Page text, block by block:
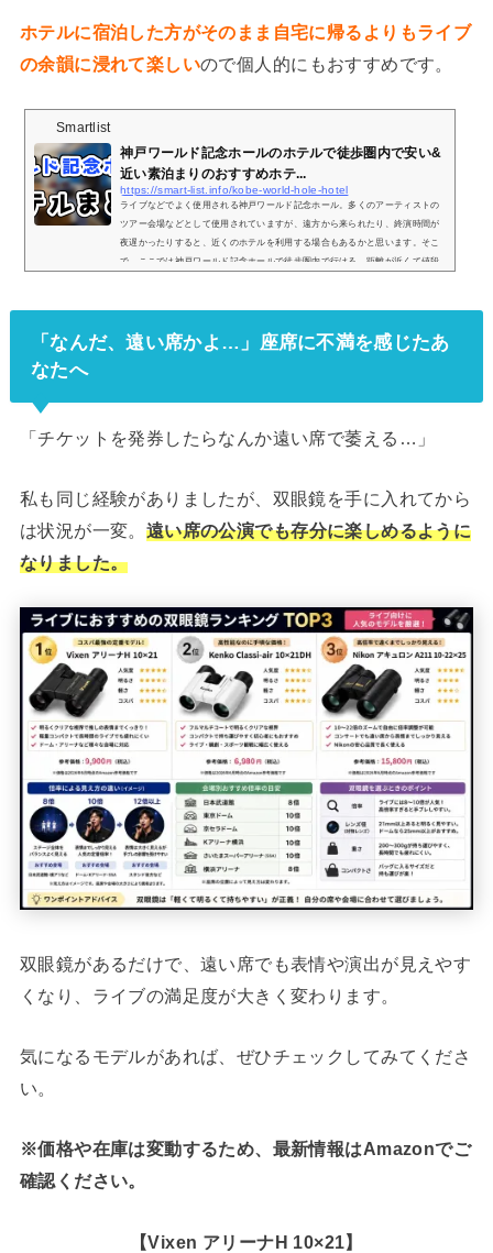
ホテルに宿泊した方がそのまま自宅に帰るよりもライブ
の余韻に浸れて楽しいので個人的にもおすすめです。
Smartlist
神戸ワールド記念ホールのホテルで徒歩圏内で安い&
近い素泊まりのおすすめホテ...
https://smart-list.info/kobe-world-hole-hotel
ライブなどでよく使用される神戸ワールド記念ホール。多くのアーティストの
ツアー会場などとして使用されていますが、遠方から来られたり、終演時間が
夜遅かったりすると、近くのホテルを利用する場合もあるかと思います。そこ
で、ここでは神戸ワールド記念ホールで徒歩圏内で行ける、距離が近くて値段
一...
「なんだ、遠い席かよ…」座席に不満を感じたあ
なたへ
「チケットを発券したらなんか遠い席で萎える…」
私も同じ経験がありましたが、双眼鏡を手に入れてから
は状況が一変。 遠い席の公演でも存分に楽しめるように
なりました。
双眼鏡があるだけで、遠い席でも表情や演出が見えやす
くなり、ライブの満足度が大きく変わります。
気になるモデルがあれば、ぜひチェックしてみてくださ
い。
※価格や在庫は変動するため、最新情報はAmazonでご
確認ください。
【Vixen アリーナH 10×21】